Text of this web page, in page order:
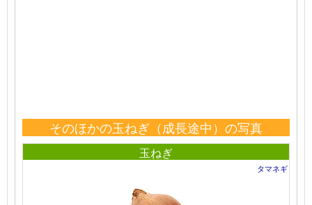
そのほかの玉ねぎ（成長途中）の写真
玉ねぎ
タマネギ